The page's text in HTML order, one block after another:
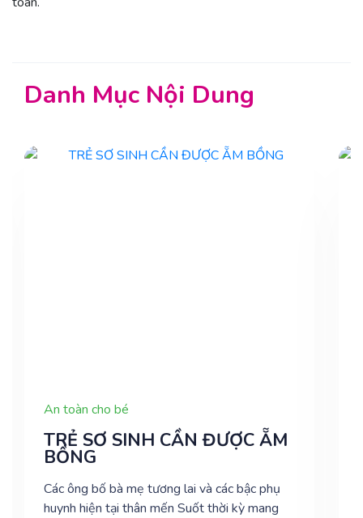
Danh Mục Nội Dung
An toàn cho bé
TRẺ SƠ SINH CẦN ĐƯỢC ẴM
BỒNG
Các ông bố bà mẹ tương lai và các bậc phụ
huynh hiện tại thân mến Suốt thời kỳ mang